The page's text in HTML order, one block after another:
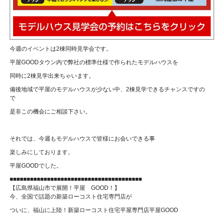
今週のイベントは2棟同時見学会です。
平屋GOODタウン内で弊社の標準仕様で作られたモデルハウスを
同時に2棟見学出来ちゃいます。
備後地域で平屋のモデルハウスが少ない中、2棟見学できるチャンスですの
で
是非この機会にご相談下さい。
それでは、今週もモデルハウスで皆様にお会いできる事
楽しみにしております。
平屋GOODでした。
■■■■■■■■■■■■■■■■■■■■■■■■■■■■■■■■■■■■■■■
【広島県福山市で展開！平屋 GOOD！】
今、全国で話題の新築ローコスト住宅専門店が
ついに、福山に上陸！新築ローコスト住宅平屋専門店平屋GOOD